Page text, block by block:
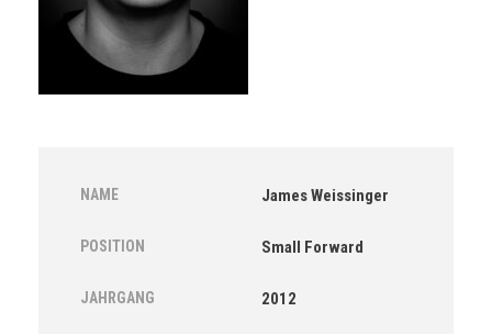
NAME James Weissinger
POSITION Small Forward
JAHRGANG 2012